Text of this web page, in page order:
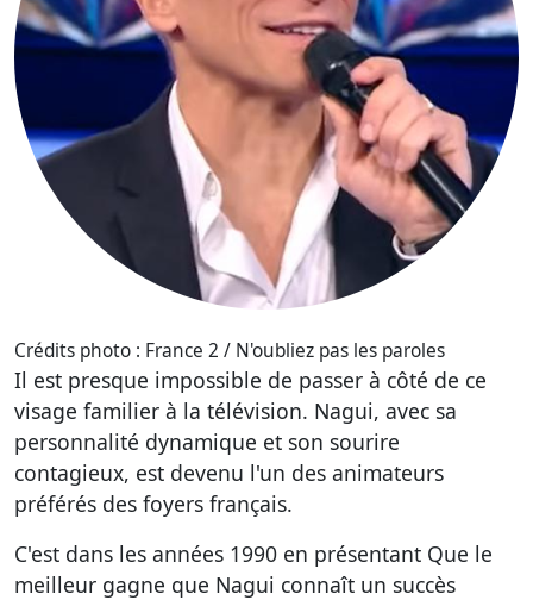
Crédits photo : France 2 / N'oubliez pas les paroles
Il est presque impossible de passer à côté de ce
visage familier à la télévision. Nagui, avec sa
personnalité dynamique et son sourire
contagieux, est devenu l'un des animateurs
préférés des foyers français.
C'est dans les années 1990 en présentant Que le
meilleur gagne que Nagui connaît un succès